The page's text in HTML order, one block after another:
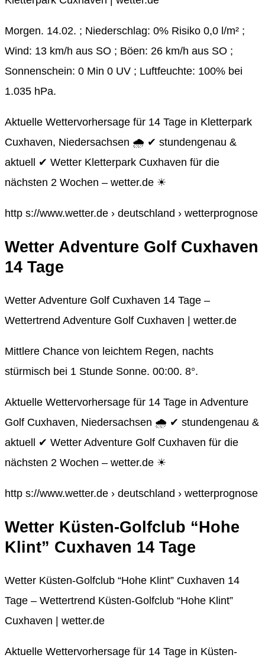
Morgen. 14.02. ; Niederschlag: 0% Risiko 0,0 l/m² ;
Wind: 13 km/h aus SO ; Böen: 26 km/h aus SO ;
Sonnenschein: 0 Min 0 UV ; Luftfeuchte: 100% bei
1.035 hPa.
Aktuelle Wettervorhersage für 14 Tage in Kletterpark
Cuxhaven, Niedersachsen 🌧️ ✔ stundengenau &
aktuell ✔ Wetter Kletterpark Cuxhaven für die
nächsten 2 Wochen – wetter.de ☀
http s://www.wetter.de › deutschland › wetterprognose
Wetter Adventure Golf Cuxhaven
14 Tage
Wetter Adventure Golf Cuxhaven 14 Tage –
Wettertrend Adventure Golf Cuxhaven | wetter.de
Mittlere Chance von leichtem Regen, nachts
stürmisch bei 1 Stunde Sonne. 00:00. 8°.
Aktuelle Wettervorhersage für 14 Tage in Adventure
Golf Cuxhaven, Niedersachsen 🌧️ ✔ stundengenau &
aktuell ✔ Wetter Adventure Golf Cuxhaven für die
nächsten 2 Wochen – wetter.de ☀
http s://www.wetter.de › deutschland › wetterprognose
Wetter Küsten-Golfclub “Hohe
Klint” Cuxhaven 14 Tage
Wetter Küsten-Golfclub “Hohe Klint” Cuxhaven 14
Tage – Wettertrend Küsten-Golfclub “Hohe Klint”
Cuxhaven | wetter.de
Aktuelle Wettervorhersage für 14 Tage in Küsten-